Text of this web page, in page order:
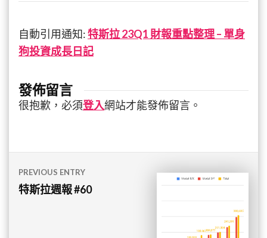
自動引用通知:特斯拉 23Q1 財報重點整理 – 單身
狗投資成長日記
發佈留言
很抱歉，必須登入網站才能發佈留言。
文
章
PREVIOUS ENTRY
特斯拉週報 #60